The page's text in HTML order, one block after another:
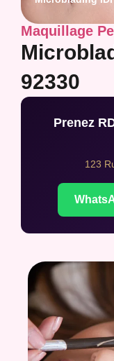
Maquillage
92330
Prenez
123